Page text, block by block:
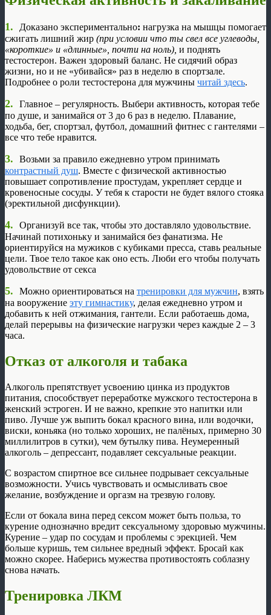
1. Доказано экспериментально: нагрузка на мышцы помогает
сжигать лишний жир (при условии что ты свел все углеводы,
«короткие» и «длинные», почти на ноль), и поднять
тестостерон. Важен здоровый баланс. Не сидячий образ
жизни, но и не «убивайся» раз в неделю в спортзале.
Подробнее о роли тестостерона для мужчины читай здесь.
2. Главное – регулярность. Выбери активность, которая тебе
по душе, и занимайся от 3 до 6 раз в неделю. Плавание,
ходьба, бег, спортзал, футбол, домашний фитнес с гантелями –
все что тебе нравится.
3. Возьми за правило ежедневно утром принимать
контрастный душ. Вместе с физической активностью
повышает сопротивление простудам, укрепляет сердце и
кровеносные сосуды. У тебя к старости не будет вялого стояка
(эректильной дисфункции).
4. Организуй все так, чтобы это доставляло удовольствие.
Начинай потихоньку и занимайся без фанатизма. Не
ориентируйся на мужиков с кубиками пресса, ставь реальные
цели. Твое тело такое как оно есть. Люби его чтобы получать
удовольствие от секса
5. Можно ориентироваться на тренировки для мужчин, взять
на вооружение эту гимнастику, делая ежедневно утром и
добавить к ней отжимания, гантели. Если работаешь дома,
делай перерывы на физические нагрузки через каждые 2 – 3
часа.
Отказ от алкоголя и табака
Алкоголь препятствует усвоению цинка из продуктов
питания, способствует переработке мужского тестостерона в
женский эстроген. И не важно, крепкие это напитки или
пиво. Лучше уж выпить бокал красного вина, или водочки,
виски, коньяка (но только хороших, не палёных, примерно 30
миллилитров в сутки), чем бутылку пива. Неумеренный
алкоголь – депрессант, подавляет сексуальные реакции.
С возрастом спиртное все сильнее подрывает сексуальные
возможности. Учись чувствовать и осмысливать свое
желание, возбуждение и оргазм на трезвую голову.
Если от бокала вина перед сексом может быть польза, то
курение однозначно вредит сексуальному здоровью мужчины.
Курение – удар по сосудам и проблемы с эрекцией. Чем
больше куришь, тем сильнее вредный эффект. Бросай как
можно скорее. Наберись мужества противостоять соблазну
снова начать.
Тренировка ЛКМ